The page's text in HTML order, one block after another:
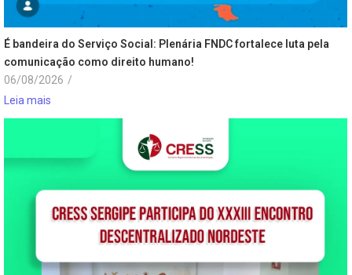
É bandeira do Serviço Social: Plenária FNDC fortalece luta pela
comunicação como direito humano!
06/08/2026 /
Leia mais